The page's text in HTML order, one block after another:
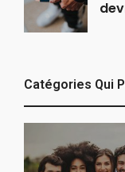
Catégories Qui